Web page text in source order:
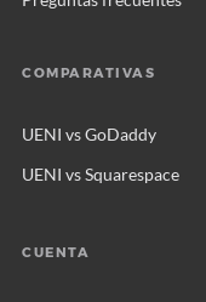
COMPARATIVAS
UENI vs GoDaddy
UENI vs Squarespace
CUENTA